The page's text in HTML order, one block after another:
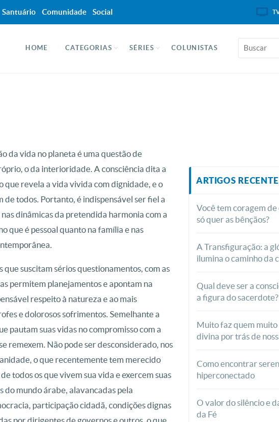
HOME CATEGORIAS SÉRIES COLUNISTAS
da vida no planeta é uma questão de
o da interioridade. A consciência dita a
que revela a vida vivida com dignidade, e o
todos. Portanto, é indispensável ser fiel a
dinâmicas da pretendida harmonia com a
que é pessoal quanto na família e nas
suscitam sérios questionamentos, com as
permitem planejamentos e apontam na
respeito à natureza e ao mais
e dolorosos sofrimentos. Semelhante a
pautam suas vidas no compromisso com a
remexem. Não pode ser desconsiderado, nos
o que recentemente tem merecido
todos os que vivem sua vida e exercem suas
mundo árabe, alavancadas pela
participação cidadã, condições dignas
ARTIGOS
Você tem coragem
só quer as bênçãos?
A Transfiguração: a
ilumina o caminho da
Qual deve ser a
a figura do sacerdote?
Muito faz quem
divina por trás de
Como encontrar
hiperconectado
O valor do silêncio e
da Fé
Santuário Comunidade Social